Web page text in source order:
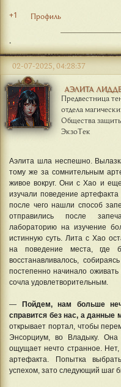
+1 Профиль
.
АЭЛИТА
Предвестница
отдела
Общества
ЭкзоТек
02-07-2025, 04:28:37
Аэлита шла неспешно.
тому же за сомнительным
живое вокруг. Они с Хао и
изучали поведение
после чего нашли способ
отправились после
лабораторию на изучение
истинную суть. Лита с Хао
на поведение места, где
восстанавливалось,
постепенно начинало
сочла удовлетворительным.
— Пойдем, нам больше
справится без нас, а
открывает портал, чтобы
Энсорциум, во Владыку.
ощущает нечто странное.
артефакта. Попытка
успехом, зато следующий шаг